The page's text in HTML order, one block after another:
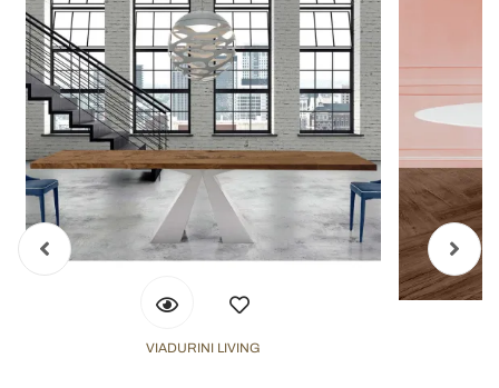
VIADURINI LIVING